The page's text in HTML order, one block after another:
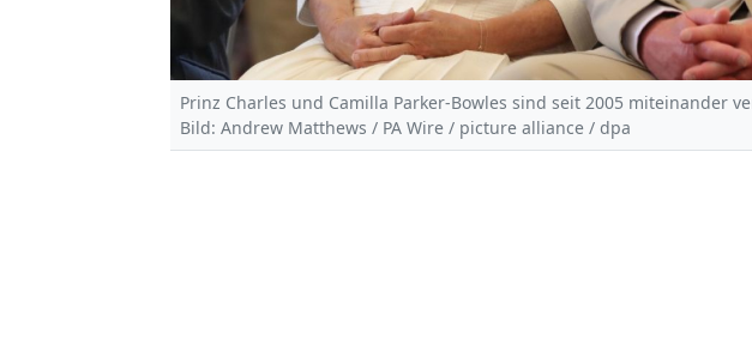
Prinz Charles und Camilla Parker-Bowles sind seit 2005 miteinander
Bild: Andrew Matthews / PA Wire / picture alliance / dpa